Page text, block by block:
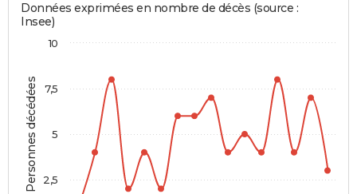
Personnes décédées
Données exprimées en nombre de décès (source :
Insee)
10
2,5
5
7,5